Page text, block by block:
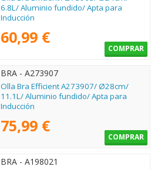
6.8L/ Aluminio fundido/ Apta para
Inducción
60,99 €
COMPRAR
BRA - A273907
Olla Bra Efficient A273907/ Ø28cm/
11.1L/ Aluminio fundido/ Apta para
Inducción
75,99 €
COMPRAR
BRA - A198021